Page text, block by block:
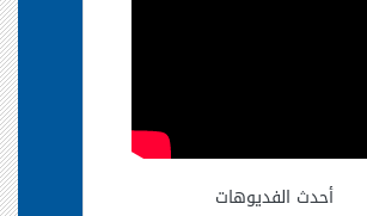
أحدث الفديوهات